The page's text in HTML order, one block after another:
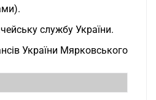
службу України.
України Мярковського